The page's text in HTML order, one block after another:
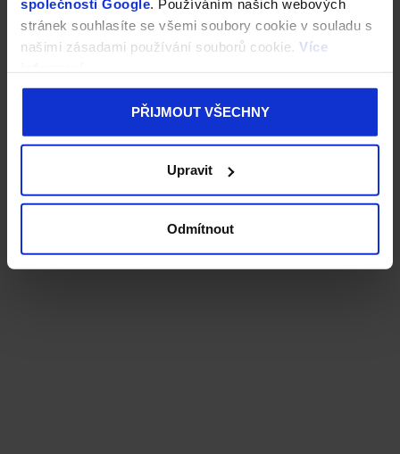
společnosti Google. Používáním našich webových
stránek souhlasíte se všemi soubory cookie v souladu s
našimi zásadami používání souborů cookie. Více
PŘIJMOUT VŠECHNY
Upravit
Odmítnout